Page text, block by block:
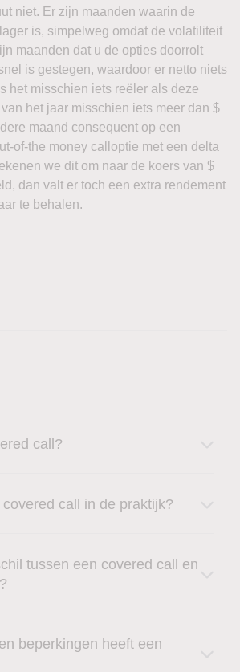
niet. Er zijn maanden waarin de
is, simpelweg omdat de volatiliteit
maanden dat u de opties doorrolt
is gestegen, waardoor er netto niets
het misschien iets reëler als deze
het jaar misschien iets meer dan $
maand consequent op een
of-the money calloptie met een delta
we dit om naar de koers van $
dan valt er toch een extra rendement
te behalen.
call?
call in de praktijk?
tussen een covered call en
beperkingen heeft een